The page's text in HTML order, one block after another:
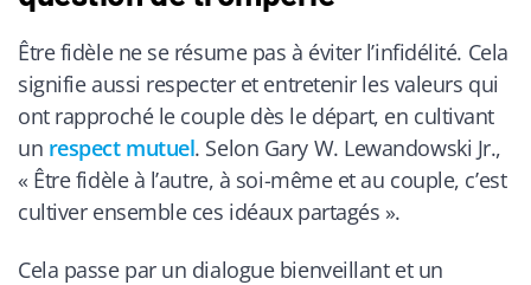
Être fidèle ne se résume pas à éviter l’infidélité. Cela
signifie aussi respecter et entretenir les valeurs qui
ont rapproché le couple dès le départ, en cultivant
un respect mutuel. Selon Gary W. Lewandowski Jr.,
« Être fidèle à l’autre, à soi-même et au couple, c’est
cultiver ensemble ces idéaux partagés ».
Cela passe par un dialogue bienveillant et un